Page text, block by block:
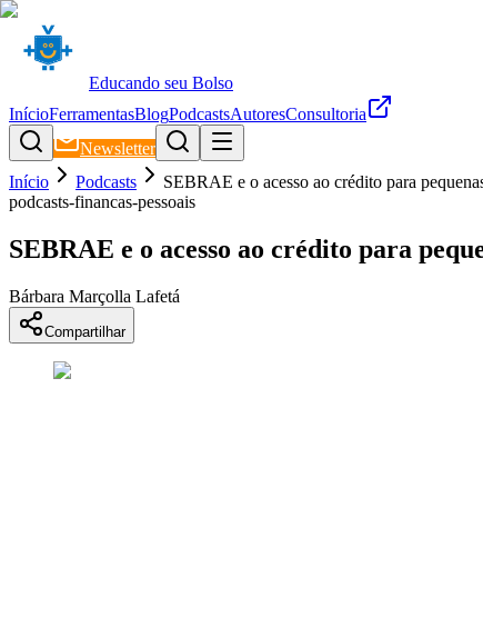
Educando seu Bolso
InícioFerramentasBlogPodcastsAutoresConsultoria
Newsletter
Início
Podcasts
SEBRAE e o acesso ao crédito para
podcasts-financas-pessoais
SEBRAE e o acesso ao crédito para
Bárbara Marçolla Lafetá
Compartilhar